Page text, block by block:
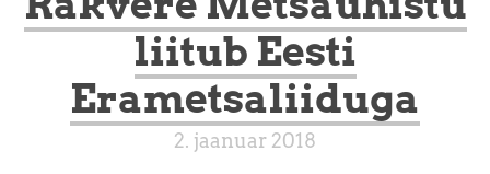
liitub Eesti
Erametsaliiduga
2. jaanuar 2018